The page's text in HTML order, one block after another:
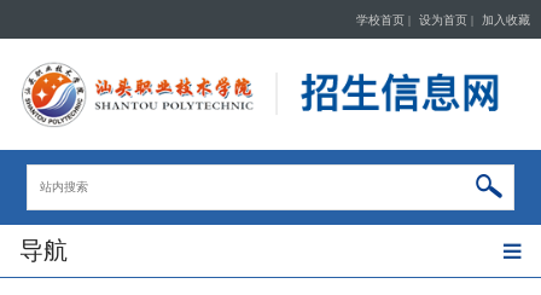
学校首页 | 设为首页 | 加入收藏
导航